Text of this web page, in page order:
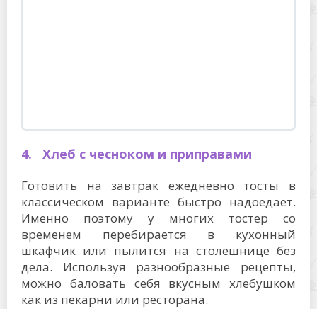
4. Хлеб с чесноком и приправами
Готовить на завтрак ежедневно тосты в
классическом варианте быстро надоедает.
Именно поэтому у многих тостер со
временем перебирается в кухонный
шкафчик или пылится на столешнице без
дела. Используя разнообразные рецепты,
можно баловать себя вкусным хлебушком
как из пекарни или ресторана.